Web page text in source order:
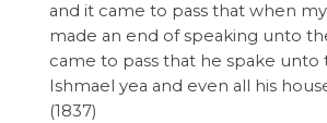
and it came to pass that when
made an end of speaking unto
came to pass that he spake unto
Ishmael yea and even all his
(1837)